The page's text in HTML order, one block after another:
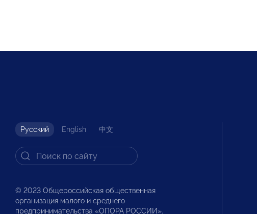
Русский English 中文
© 2023 Общероссийская общественная
организация малого и среднего
предпринимательства «ОПОРА РОССИИ».